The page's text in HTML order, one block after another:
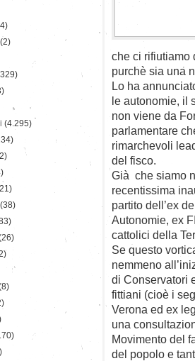
che ci rifiutiamo
purchè sia una
Lo ha
le autonomie, il
non viene da
parlamentare
rimarchevoli
del fisco.
Già che siamo
recentissima
partito dell’ex
Autonomie, ex
cattolici della
Se questo
nemmeno
di Conservatori
fittiani (cioè i
Verona ed ex
una
Movimento del
del popolo e
(2)
(4.295)
(38)